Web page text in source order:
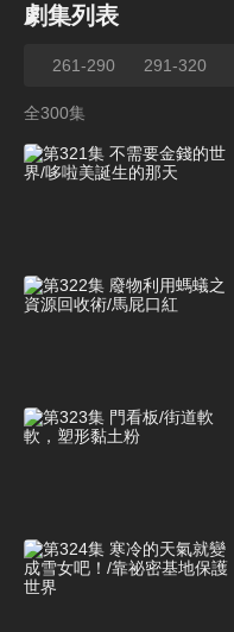
劇集列表
261-290 291-320
全300集